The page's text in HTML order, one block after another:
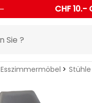
CHF
Esszimmermöbel Stühle